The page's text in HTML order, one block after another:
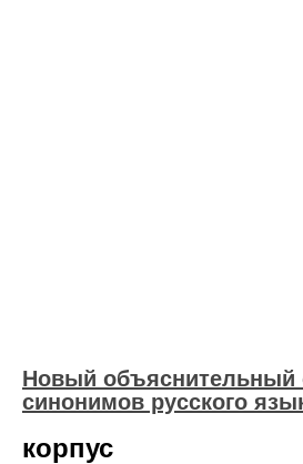
Новый объяснительный
синонимов русского
корпус